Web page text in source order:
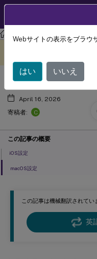
XenMobile Server 最新リリ
この記事は機械翻訳されてい
英
LDAPデバイス
April 16, 2026
寄稿者:
C
この記事の概要
iOS設定
macOS設定
Webサイトの表示をブラウ
はい いいえ